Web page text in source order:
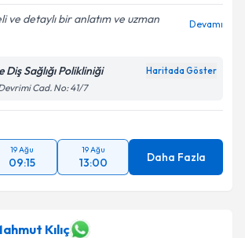
ve detaylı bir anlatım ve uzman
Devamı
Diş Sağlığı Polikliniği Haritada Göster
Cad. No: 41/7
19 Ağu
09:15
19 Ağu
13:00 Daha Fazla
Kılıç